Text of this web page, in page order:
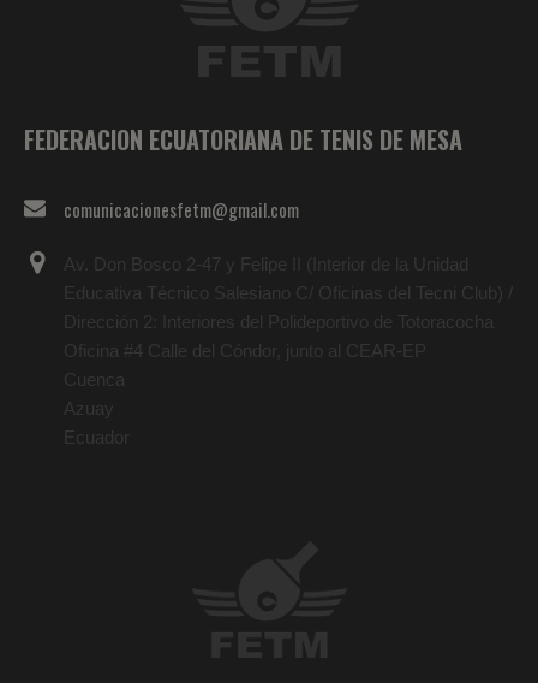
FEDERACION ECUATORIANA DE TENIS DE MESA
comunicacionesfetm@gmail.com
Av. Don Bosco 2-47 y Felipe II (Interior de la Unidad
Educativa Técnico Salesiano C/ Oficinas del Tecni Club) /
Dirección 2: Interiores del Polideportivo de Totoracocha
Oficina #4 Calle del Cóndor, junto al CEAR-EP
Cuenca
Azuay
Ecuador